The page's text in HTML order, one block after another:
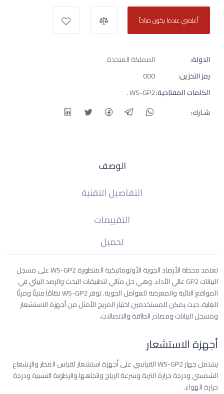
أعلمني عندما يكون متاحاً
الدولة:
المملكة المتحدة
رمز التخزين:
000
الكلمات المفتاحية:WS-GP2 .
شـارك:
الوصف
التفاصيل التقنية
التقييمات
تحميل
تعتمد محطة الأرصاد الجوية الأوتوماتيكية المتطورة WS-GP2 على مسجل
البيانات GP2 عالي الأداء. وهي حل مثالي لتطبيقات البحث والرصد البيئي في
المواقع النائية والمعرضة للعوامل الجوية. توفر WS-GP2 نظامًا متينًا ومرنًا
للغاية، حيث يمكن للمستخدمين اختيار المزيج الأمثل من أجهزة الاستشعار
ومسجل البيانات ومصادر الطاقة والاتصالات.
أجهزة الاستشعار
يشتمل جهاز WS-GP2 القياسي على أجهزة استشعار لقياس المطر والإشعاع
الشمسي ودرجة حرارة التربة وسرعة الرياح واتجاهها والرطوبة النسبية ودرجة
حرارة الهواء.